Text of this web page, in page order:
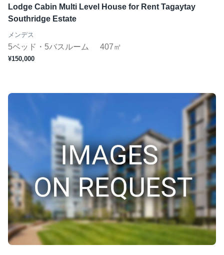
Lodge Cabin Multi Level House for Rent Tagaytay
Southridge Estate
メンデス
5ベッド・5バスルーム 407㎡
¥150,000